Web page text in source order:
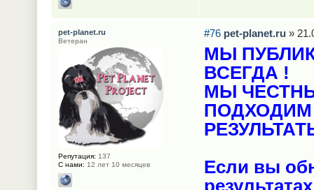
#76 pet-planet.ru »
МЫ
ВСЕГДА !
МЫ
ПОДХОДИМ
Если вы
pet-planet.ru
Ветеран
Репутация: 137
С нами: 12 лет 10 месяцев